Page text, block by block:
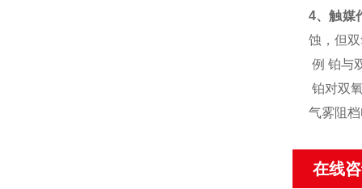
4、触媒
蚀，但
例 铂与
铂对双
气雾阻
在线